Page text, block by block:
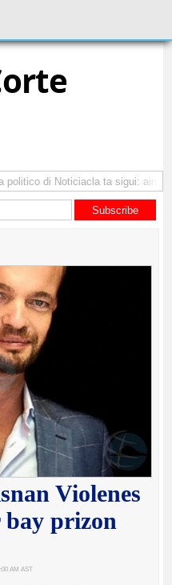
politico di Noticiacla ta sigui: ainda
Subscribe
Violenes
bay prizon
AM AST